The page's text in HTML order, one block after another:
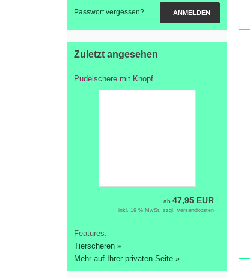
Passwort vergessen? ANMELDEN
Zuletzt angesehen
Pudelschere mit Knopf
ab 47,95 EUR
inkl. 19 % MwSt. zzgl. Versandkosten
Features:
Tierscheren »
Mehr auf Ihrer privaten Seite »